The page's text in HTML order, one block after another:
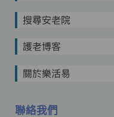
搜尋安老院
護老博客
關於樂活易
聯絡我們